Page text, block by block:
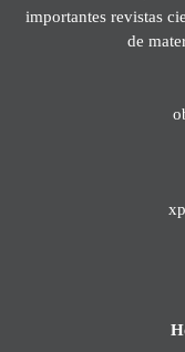
importantes revistas
de